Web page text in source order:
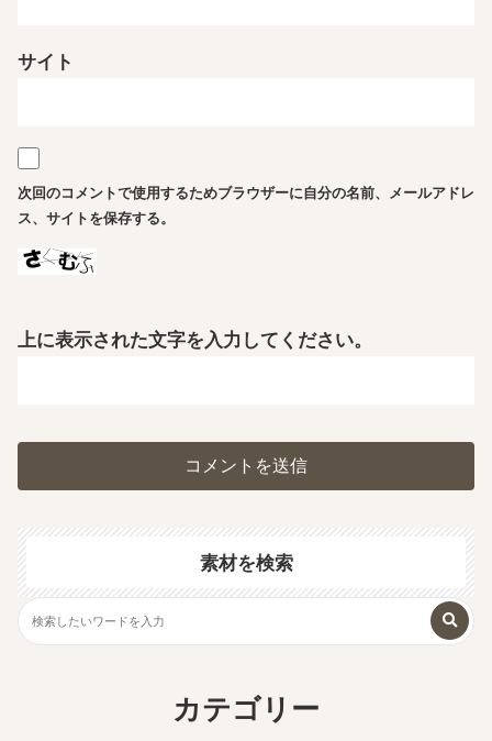
サイト
次回のコメントで使用するためブラウザーに自分の名前、メールアドレ
ス、サイトを保存する。
上に表示された文字を入力してください。
素材を検索
カテゴリー